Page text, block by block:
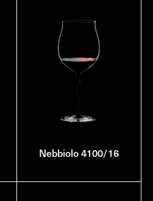
Nebbiolo 4100/16